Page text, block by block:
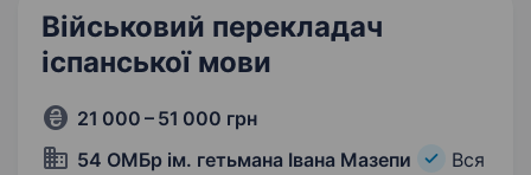
Військовий перекладач
іспанської мови
21 000 – 51 000 грн
54 ОМБр ім. гетьмана Івана Мазепи
Вся